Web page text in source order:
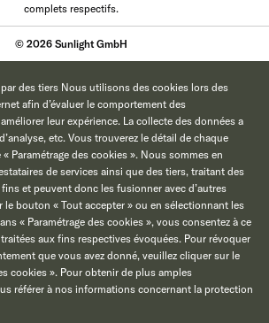
complets respectifs.
© 2026 Sunlight GmbH
des tiers Nous utilisons des cookies lors des
afin d’évaluer le comportement des
leur expérience. La collecte des données a
etc. Vous trouverez le détail de chaque
Paramétrage des cookies ». Nous sommes en
de services ainsi que des tiers, traitant des
et peuvent donc les fusionner avec d’autres
le bouton « Tout accepter » ou en sélectionnant les
« Paramétrage des cookies », vous consentez à ce
aux fins respectives évoquées. Pour révoquer
que vous avez donné, veuillez cliquer sur le
cookies ». Pour obtenir de plus amples
référer à nos informations concernant la protection